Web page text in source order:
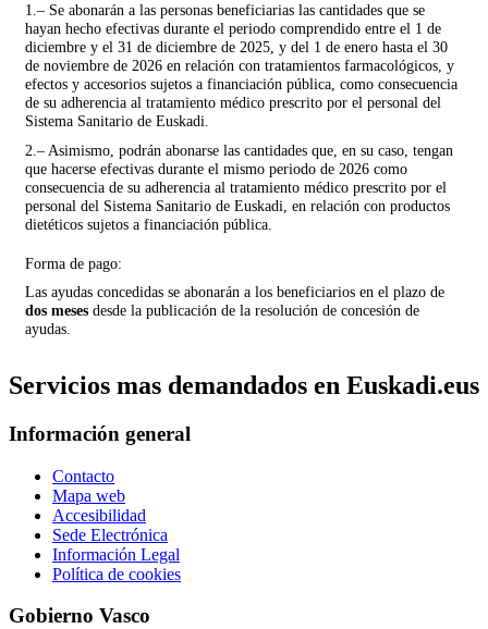
1.– Se abonarán a las personas beneficiarias las cantidades que se
hayan hecho efectivas durante el periodo comprendido entre el 1 de
diciembre y el 31 de diciembre de 2025, y del 1 de enero hasta el 30
de noviembre de 2026 en relación con tratamientos farmacológicos, y
efectos y accesorios sujetos a financiación pública, como consecuencia
de su adherencia al tratamiento médico prescrito por el personal del
Sistema Sanitario de Euskadi.
2.– Asimismo, podrán abonarse las cantidades que, en su caso, tengan
que hacerse efectivas durante el mismo periodo de 2026 como
consecuencia de su adherencia al tratamiento médico prescrito por el
personal del Sistema Sanitario de Euskadi, en relación con productos
dietéticos sujetos a financiación pública.
Forma de pago:
Las ayudas concedidas se abonarán a los beneficiarios en el plazo de
dos meses desde la publicación de la resolución de concesión de
ayudas.
Servicios mas demandados en Euskadi.eus
Información general
Contacto
Mapa web
Accesibilidad
Sede Electrónica
Información Legal
Política de cookies
Gobierno Vasco